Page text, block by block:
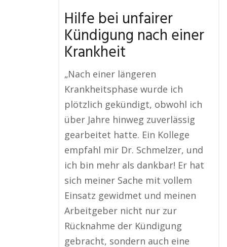
Hilfe bei unfairer
Kündigung nach einer
Krankheit
„Nach einer längeren
Krankheitsphase wurde ich
plötzlich gekündigt, obwohl ich
über Jahre hinweg zuverlässig
gearbeitet hatte. Ein Kollege
empfahl mir Dr. Schmelzer, und
ich bin mehr als dankbar! Er hat
sich meiner Sache mit vollem
Einsatz gewidmet und meinen
Arbeitgeber nicht nur zur
Rücknahme der Kündigung
gebracht, sondern auch eine